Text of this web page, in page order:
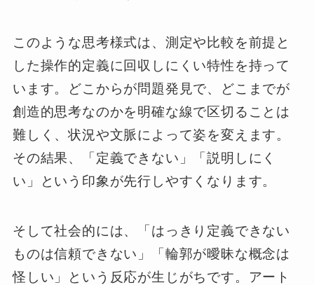
このような思考様式は、測定や比較を前提と
した操作的定義に回収しにくい特性を持って
います。どこからが問題発見で、どこまでが
創造的思考なのかを明確な線で区切ることは
難しく、状況や文脈によって姿を変えます。
その結果、「定義できない」「説明しにく
い」という印象が先行しやすくなります。
そして社会的には、「はっきり定義できない
ものは信頼できない」「輪郭が曖昧な概念は
怪しい」という反応が生じがちです。アート